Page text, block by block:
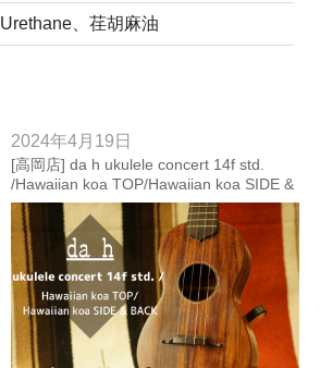
Urethane、荏胡麻油
2024年4月19日
[高岡店] da h ukulele concert 14f std.
/Hawaiian koa TOP/Hawaiian koa SIDE &
BACK